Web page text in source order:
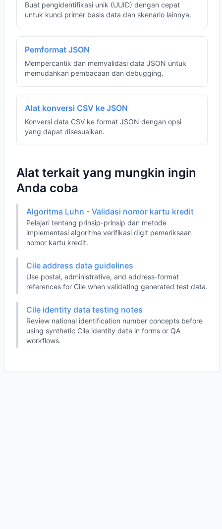
Buat pengidentifikasi unik (UUID) dengan cepat
untuk kunci primer basis data dan skenario lainnya.
Pemformat JSON
Mempercantik dan memvalidasi data JSON untuk
memudahkan pembacaan dan debugging.
Alat konversi CSV ke JSON
Konversi data CSV ke format JSON dengan opsi
yang dapat disesuaikan.
Alat terkait yang mungkin ingin
Anda coba
Algoritma Luhn - Validasi nomor kartu kredit
Pelajari tentang prinsip-prinsip dan metode
implementasi algoritma verifikasi digit pemeriksaan
nomor kartu kredit.
Cile address data guidelines
Use postal, administrative, and address-format
references for Cile when validating generated test data.
Cile identity data testing notes
Review national identification number concepts before
using synthetic Cile identity data in forms or QA
workflows.